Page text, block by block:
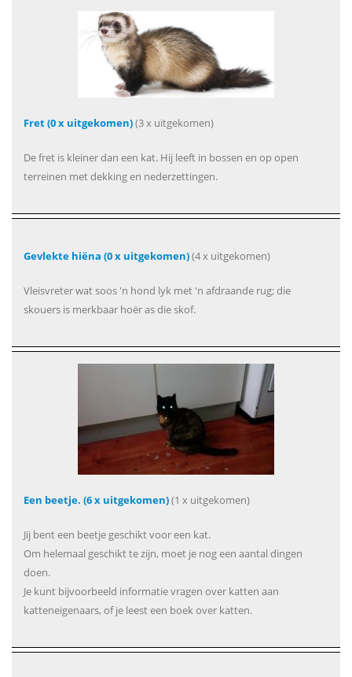
Fret (0 x uitgekomen)(3 x uitgekomen)
De fret is kleiner dan een kat. Hij leeft in bossen en op open
terreinen met dekking en nederzettingen.
Gevlekte hiëna (0 x uitgekomen)(4 x uitgekomen)
Vleisvreter wat soos 'n hond lyk met 'n afdraande rug; die
skouers is merkbaar hoër as die skof.
Een beetje. (6 x uitgekomen)(1 x uitgekomen)
Jij bent een beetje geschikt voor een kat.
Om helemaal geschikt te zijn, moet je nog een aantal dingen
doen.
Je kunt bijvoorbeeld informatie vragen over katten aan
katteneigenaars, of je leest een boek over katten.